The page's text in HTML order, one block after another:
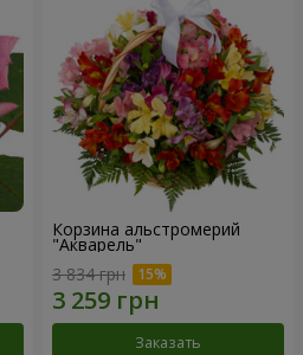
Корзина альстромерий
"Акварель"
3 834 грн
Заказать